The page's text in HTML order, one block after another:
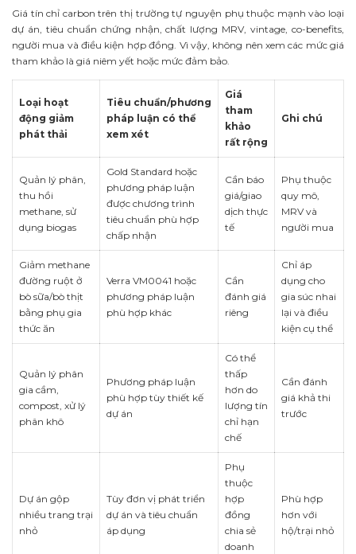
Giá tín chỉ carbon trên thị trường tự nguyện phụ thuộc mạnh vào loại
dự án, tiêu chuẩn chứng nhận, chất lượng MRV, vintage, co-benefits,
người mua và điều kiện hợp đồng. Vì vậy, không nên xem các mức giá
tham khảo là giá niêm yết hoặc mức đảm bảo.
Loại hoạt
động giảm
phát thải
Tiêu chuẩn/phương
pháp luận có thể
xem xét
Giá
tham
khảo
rất rộng
Ghi chú
Quản lý phân,
thu hồi
methane, sử
dụng biogas
Gold Standard hoặc
phương pháp luận
được chương trình
tiêu chuẩn phù hợp
chấp nhận
Cần báo
giá/giao
dịch thực
tế
Phụ thuộc
quy mô,
MRV và
người mua
Giảm methane
đường ruột ở
bò sữa/bò thịt
bằng phụ gia
thức ăn
Verra VM0041 hoặc
phương pháp luận
phù hợp khác
Cần
đánh giá
riêng
Chỉ áp
dụng cho
gia súc nhai
lại và điều
kiện cụ thể
Quản lý phân
gia cầm,
compost, xử lý
phân khô
Phương pháp luận
phù hợp tùy thiết kế
dự án
Có thể
thấp
hơn do
lượng tín
chỉ hạn
chế
Cần đánh
giá khả thi
trước
Dự án gộp
nhiều trang trại
nhỏ
Tùy đơn vị phát triển
dự án và tiêu chuẩn
áp dụng
Phụ
thuộc
hợp
đồng
chia sẻ
doanh
Phù hợp
hơn với
hộ/trại nhỏ